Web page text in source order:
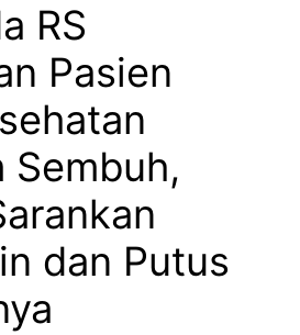
RS
Pasien
Sembuh,
dan Putus